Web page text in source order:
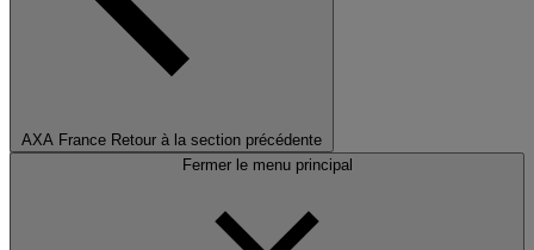
AXA France Retour à la section précédente
Fermer le menu principal